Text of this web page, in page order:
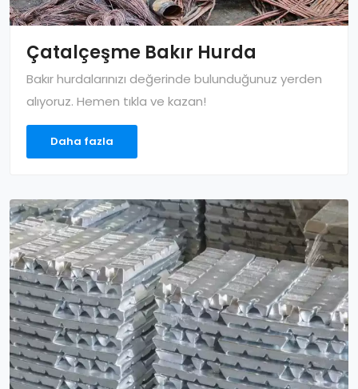
Çatalçeşme Bakır Hurda
Bakır hurdalarınızı değerinde bulunduğunuz yerden
alıyoruz. Hemen tıkla ve kazan!
Daha fazla